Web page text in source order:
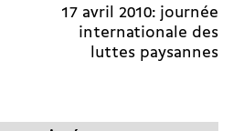
17 avril 2010: journée
internationale des
luttes paysannes